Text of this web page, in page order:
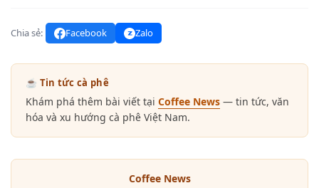
Chia sẻ: Facebook Zalo
☕ Tin tức cà phê
Khám phá thêm bài viết tại Coffee News — tin tức, văn
hóa và xu hướng cà phê Việt Nam.
Coffee News